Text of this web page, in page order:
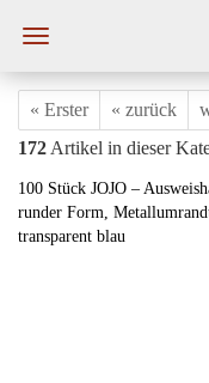
« Erster « zurück
172 Artikel in dieser
100 Stück JOJO –
runder Form,
transparent blau